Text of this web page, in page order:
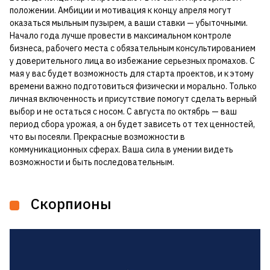
положении. Амбиции и мотивация к концу апреля могут
оказаться мыльным пузырем, а ваши ставки — убыточными.
Начало года лучше провести в максимальном контроле
бизнеса, рабочего места с обязательным консультированием
у доверительного лица во избежание серьезных промахов. С
мая у вас будет возможность для старта проектов, и к этому
времени важно подготовиться физически и морально. Только
личная включенность и присутствие помогут сделать верный
выбор и не остаться с носом. С августа по октябрь — ваш
период сбора урожая, а он будет зависеть от тех ценностей,
что вы посеяли. Прекрасные возможности в
коммуникационных сферах. Ваша сила в умении видеть
возможности и быть последовательным.
Скорпионы